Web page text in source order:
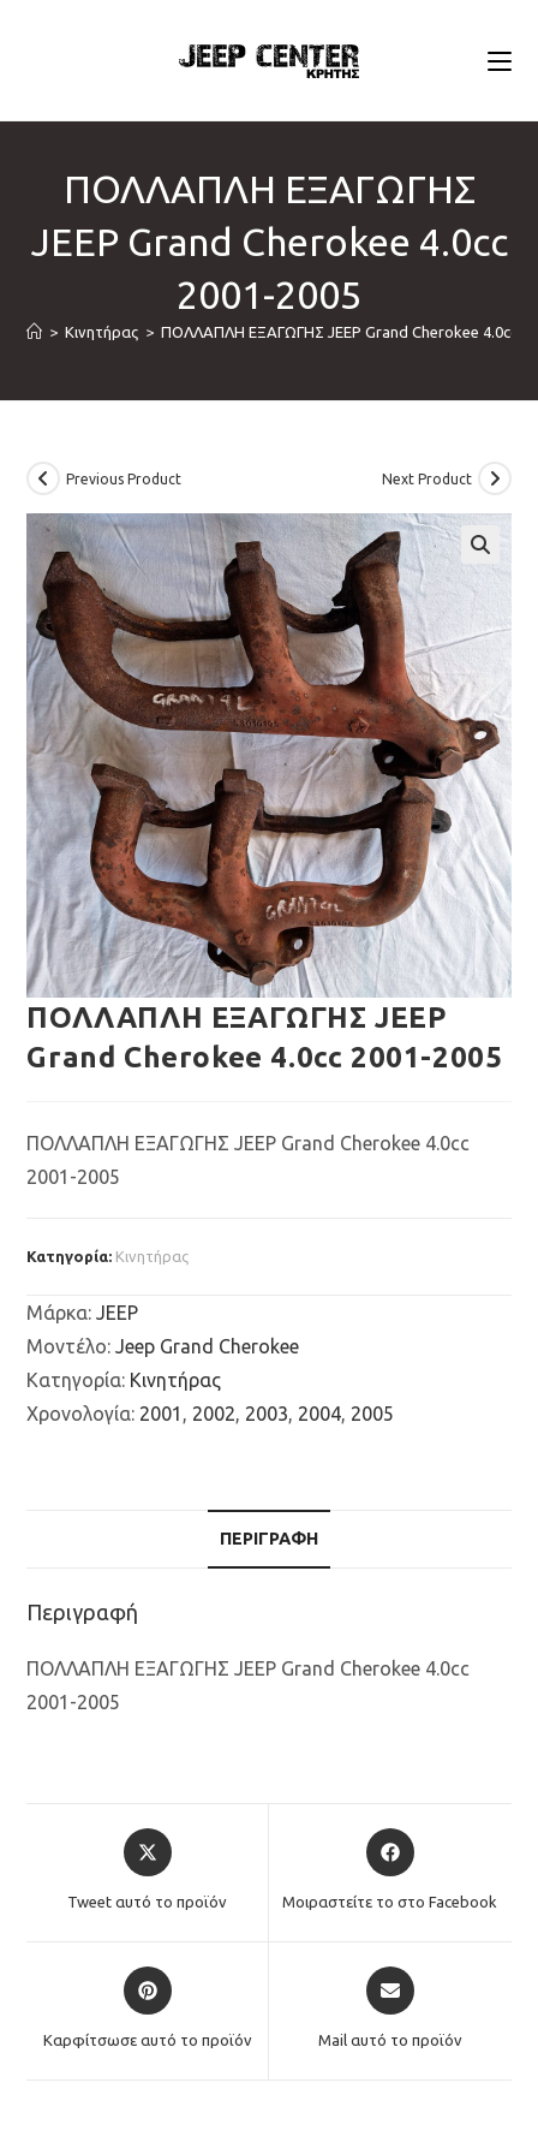
ΠΟΛΛΑΠΛΗ ΕΞΑΓΩΓΗΣ
JEEP Grand Cherokee 4.0cc
2001-2005
> Κινητήρας > ΠΟΛΛΑΠΛΗ ΕΞΑΓΩΓΗΣ JEEP Grand Cherokee 4.0cc
Previous Product Next Product
🔍
ΠΟΛΛΑΠΛΗ ΕΞΑΓΩΓΗΣ JEEP
Grand Cherokee 4.0cc 2001-2005
ΠΟΛΛΑΠΛΗ ΕΞΑΓΩΓΗΣ JEEP Grand Cherokee 4.0cc
2001-2005
Κατηγορία: Κινητήρας
Μάρκα:JEEP
Μοντέλο:Jeep Grand Cherokee
Κατηγορία: Κινητήρας
Χρονολογία: 2001 , 2002, 2003, 2004, 2005
ΠΕΡΙΓΡΑΦΉ
Περιγραφή
ΠΟΛΛΑΠΛΗ ΕΞΑΓΩΓΗΣ JEEP Grand Cherokee 4.0cc
2001-2005
Opens
in
Tweet αυτό το προϊόν
Opens
in
Μοιραστείτε το στο Facebook
Opens
in
Καρφίτσωσε αυτό το προϊόν
Opens
in
Mail αυτό το προϊόν